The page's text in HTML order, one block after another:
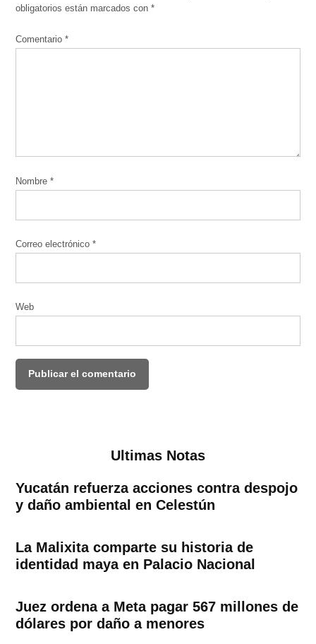
obligatorios están marcados con*
Comentario*
Nombre*
Correo electrónico*
Web
Ultimas Notas
Yucatán refuerza acciones contra despojo
y daño ambiental en Celestún
La Malixita comparte su historia de
identidad maya en Palacio Nacional
Juez ordena a Meta pagar 567 millones de
dólares por daño a menores